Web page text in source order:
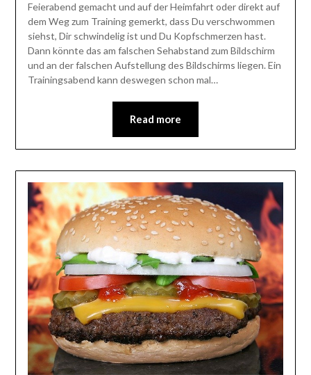
Feierabend gemacht und auf der Heimfahrt oder direkt auf
dem Weg zum Training gemerkt, dass Du verschwommen
siehst, Dir schwindelig ist und Du Kopfschmerzen hast.
Dann könnte das am falschen Sehabstand zum Bildschirm
und an der falschen Aufstellung des Bildschirms liegen. Ein
Trainingsabend kann deswegen schon mal…
Read more